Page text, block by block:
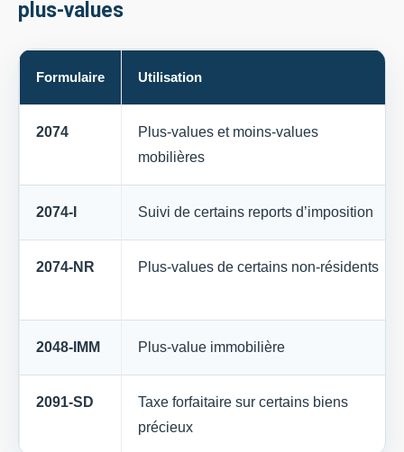
plus-values
Formulaire Utilisation
2074
Plus-values et moins-values
mobilières
2074-I Suivi de certains reports d’imposition
2074-NR Plus-values de certains non-résidents
2048-IMM Plus-value immobilière
2091-SD
Taxe forfaitaire sur certains biens
précieux